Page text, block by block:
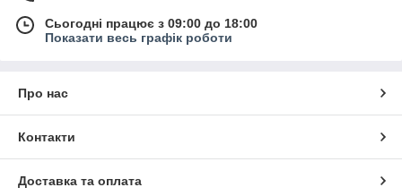
Сьогодні працює з 09:00 до 18:00
Показати весь графік роботи
Про нас
Контакти
Доставка та оплата